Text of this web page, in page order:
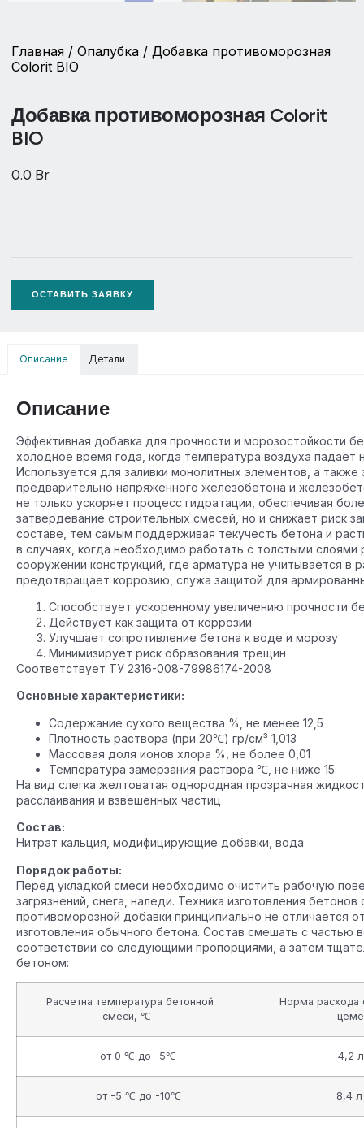
Главная / Опалубка / Добавка противоморозная
Colorit BIO
Добавка противоморозная Colorit
BIO
0.0 Br
ОСТАВИТЬ ЗАЯВКУ
Описание Детали
Описание
Эффективная добавка для прочности и морозостойкости
холодное время года, когда температура воздуха падает
Используется для заливки монолитных элементов, а также
предварительно напряженного железобетона и
не только ускоряет процесс гидратации, обеспечивая
затвердевание строительных смесей, но и снижает риск
составе, тем самым поддерживая текучесть бетона и
в случаях, когда необходимо работать с толстыми слоями
сооружении конструкций, где арматура не учитывается в
предотвращает коррозию, служа защитой для
Способствует ускоренному увеличению прочности
Действует как защита от коррозии
Улучшает сопротивление бетона к воде и морозу
Минимизирует риск образования трещин
Соответствует ТУ 2316-008-79986174-2008
Основные характеристики:
Содержание сухого вещества %, не менее 12,5
Плотность раствора (при 20℃) гр/см³ 1,013
Массовая доля ионов хлора %, не более 0,01
Температура замерзания раствора ℃, не ниже 15
На вид слегка желтоватая однородная прозрачная
расслаивания и взвешенных частиц
Состав:
Нитрат кальция, модифицирующие добавки, вода
Порядок работы:
Перед укладкой смеси необходимо очистить рабочую
загрязнений, снега, наледи. Техника изготовления бетонов
противоморозной добавки принципиально не отличается
изготовления обычного бетона. Состав смешать с частью
соответствии со следующими пропорциями, а затем
бетоном:
Расчетна температура бетонной
смеси, ℃
Норма расхода
от 0 ℃ до -5℃ 4,2 л
от -5 ℃ до -10℃ 8,4 л